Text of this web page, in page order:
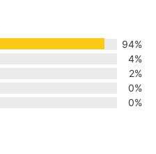
94%
4%
2%
0%
0%